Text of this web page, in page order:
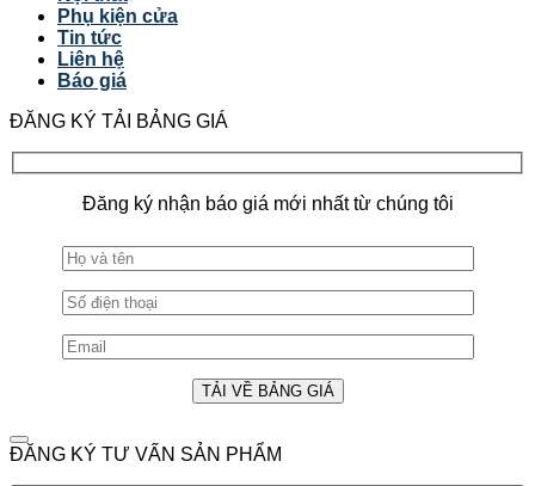
Phụ kiện cửa
Tin tức
Liên hệ
Báo giá
ĐĂNG KÝ TẢI BẢNG GIÁ
Đăng ký nhận báo giá mới nhất từ chúng tôi
ĐĂNG KÝ TƯ VẤN SẢN PHẨM